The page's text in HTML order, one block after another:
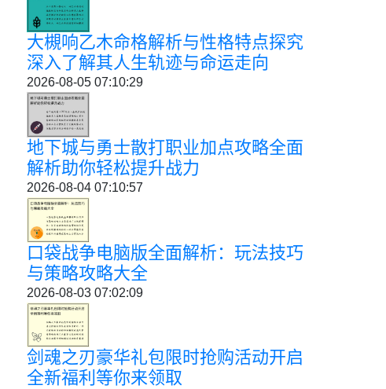
大槻响乙木命格解析与性格特点探究
深入了解其人生轨迹与命运走向
2026-08-05 07:10:29
地下城与勇士散打职业加点攻略全面
解析助你轻松提升战力
2026-08-04 07:10:57
口袋战争电脑版全面解析：玩法技巧
与策略攻略大全
2026-08-03 07:02:09
剑魂之刃豪华礼包限时抢购活动开启
全新福利等你来领取